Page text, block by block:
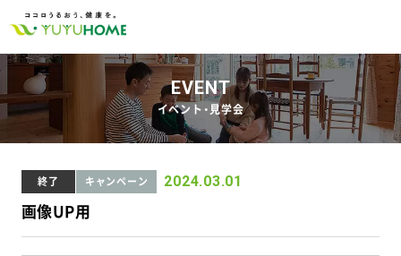
EVENT
イベント・見学会
画像UP用
終了 キャンペーン 2024.03.01